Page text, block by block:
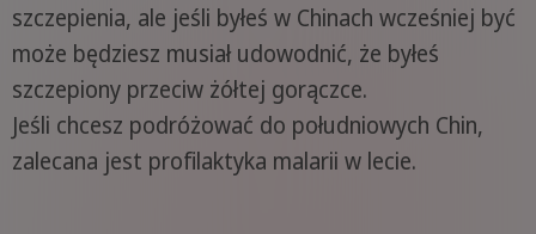
szczepienia, ale jeśli byłeś w Chinach wcześniej być
może będziesz musiał udowodnić, że byłeś
szczepiony przeciw żółtej gorączce.
Jeśli chcesz podróżować do południowych Chin,
zalecana jest profilaktyka malarii w lecie.